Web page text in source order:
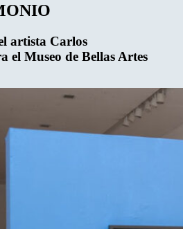
artista Carlos
el Museo de Bellas Artes